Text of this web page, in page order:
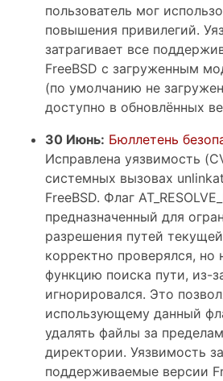
пользователь мог
повышения привилегий.
затрагивает все
FreeBSD с загруженным
(по умолчанию не
доступно в обновлённых
30 Июнь: Бюллетень
Исправлена уязвимость
системных вызовах
FreeBSD. Флаг
предназначенный для
разрешения путей
корректно проверялся, но
функцию поиска пути, из-
игнорировался. Это
использующему данный
удалять файлы за
директории. Уязвимость
поддерживаемые версии